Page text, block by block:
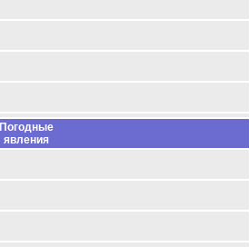
Погодные
явления